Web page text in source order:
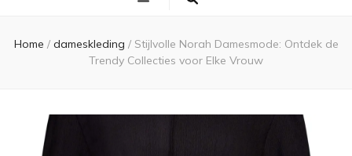
Home / dameskleding / Stijlvolle Norah Damesmode: Ontdek de
Trendy Collecties voor Elke Vrouw